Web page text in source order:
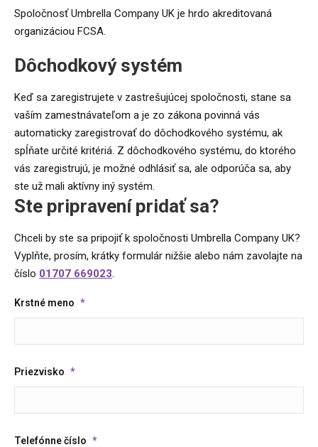
Spoločnosť Umbrella Company UK je hrdo akreditovaná
organizáciou FCSA.
Dôchodkový systém
Keď sa zaregistrujete v zastrešujúcej spoločnosti, stane sa
vaším zamestnávateľom a je zo zákona povinná vás
automaticky zaregistrovať do dôchodkového systému, ak
spĺňate určité kritériá. Z dôchodkového systému, do ktorého
vás zaregistrujú, je možné odhlásiť sa, ale odporúča sa, aby
ste už mali aktívny iný systém.
Ste pripravení pridať sa?
Chceli by ste sa pripojiť k spoločnosti Umbrella Company UK?
Vyplňte, prosím, krátky formulár nižšie alebo nám zavolajte na
číslo 01707 669023
Krstné meno *
Priezvisko *
Telefónne číslo *